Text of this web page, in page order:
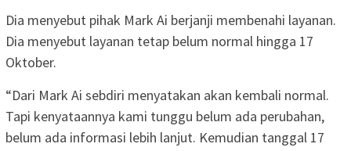
Dia menyebut pihak Mark Ai berjanji membenahi layanan.
Dia menyebut layanan tetap belum normal hingga 17
Oktober.
“Dari Mark Ai sebdiri menyatakan akan kembali normal.
Tapi kenyataannya kami tunggu belum ada perubahan,
belum ada informasi lebih lanjut. Kemudian tanggal 17